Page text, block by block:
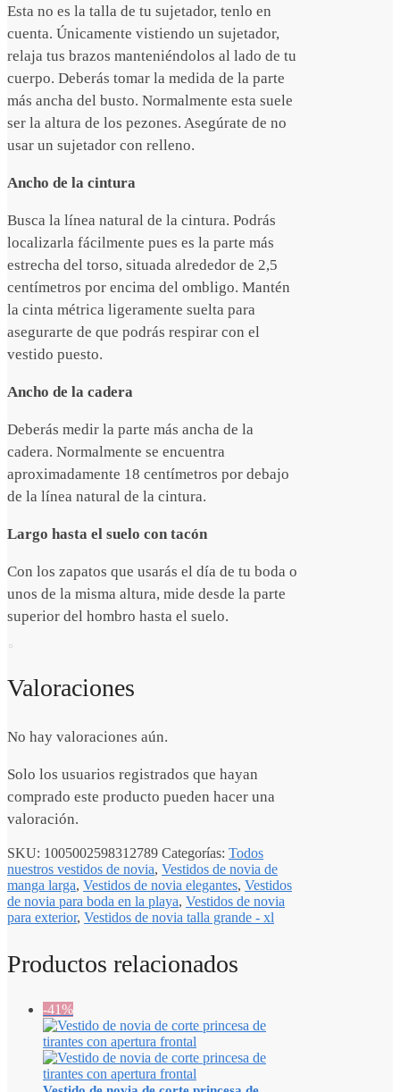
Esta no es la talla de tu sujetador, tenlo en
cuenta. Únicamente vistiendo un sujetador,
relaja tus brazos manteniéndolos al lado de tu
cuerpo. Deberás tomar la medida de la parte
más ancha del busto. Normalmente esta suele
ser la altura de los pezones. Asegúrate de no
usar un sujetador con relleno.
Ancho de la cintura
Busca la línea natural de la cintura. Podrás
localizarla fácilmente pues es la parte más
estrecha del torso, situada alrededor de 2,5
centímetros por encima del ombligo. Mantén
la cinta métrica ligeramente suelta para
asegurarte de que podrás respirar con el
vestido puesto.
Ancho de la cadera
Deberás medir la parte más ancha de la
cadera. Normalmente se encuentra
aproximadamente 18 centímetros por debajo
de la línea natural de la cintura.
Largo hasta el suelo con tacón
Con los zapatos que usarás el día de tu boda o
unos de la misma altura, mide desde la parte
superior del hombro hasta el suelo.
Valoraciones
No hay valoraciones aún.
Solo los usuarios registrados que hayan
comprado este producto pueden hacer una
valoración.
SKU: 1005002598312789 Categorías: Todos
nuestros vestidos de novia, Vestidos de novia de
manga larga, Vestidos de novia elegantes, Vestidos
de novia para boda en la playa, Vestidos de novia
para exterior, Vestidos de novia talla grande - xl
Productos relacionados
-41%